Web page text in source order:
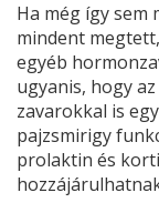
Ha még így sem
mindent
egyéb
ugyanis, hogy
zavarokkal is
pajzsmirigy
prolaktin és